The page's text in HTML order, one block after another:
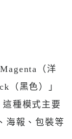
（洋
（黑色）」
種模式主要
海報、包裝等